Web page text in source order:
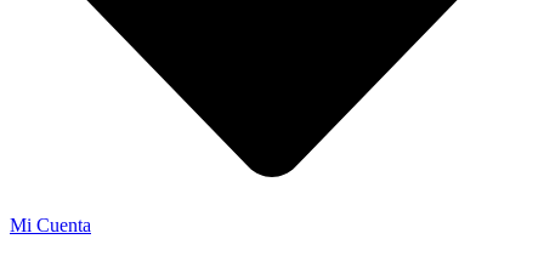
Mi Cuenta